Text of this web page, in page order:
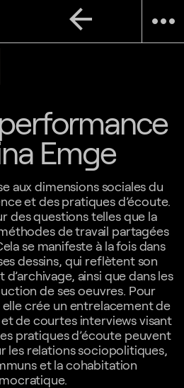
more_horiz
arrow_back
Emge
aux dimensions sociales du
et des pratiques d’écoute.
des questions telles que la
de travail partagées
se manifeste à la fois dans
dessins, qui reflètent son
ainsi que dans les
de ses oeuvres. Pour
elle crée un entrelacement de
de courtes interviews visant
pratiques d’écoute peuvent
les relations sociopolitiques,
et la cohabitation